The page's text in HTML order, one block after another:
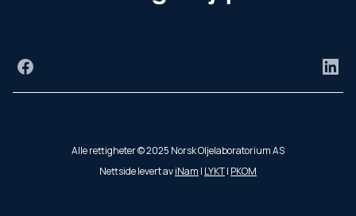
Facebook
Alle rettigheter © 2025 Norsk Oljelaboratorium AS
Nettside levert aviNam | LYKT| PKOM